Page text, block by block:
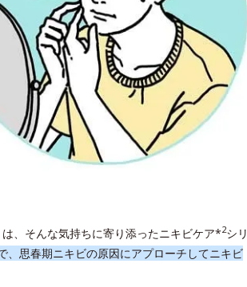
、そんな気持ちに寄り添ったニキビケア*2シリ
、思春期ニキビの原因にアプローチしてニキビ